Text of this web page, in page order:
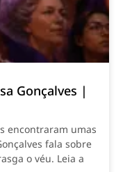
Gonçalves |
encontraram umas
fala sobre
o véu. Leia a